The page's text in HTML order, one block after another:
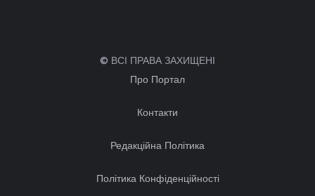
© ВСІ ПРАВА ЗАХИЩЕНІ
Про Портал
Контакти
Редакційна Політика
Політика Конфіденційності